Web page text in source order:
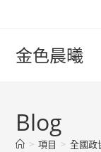
content金色晨曦
Blog
> 項目 > 全國政